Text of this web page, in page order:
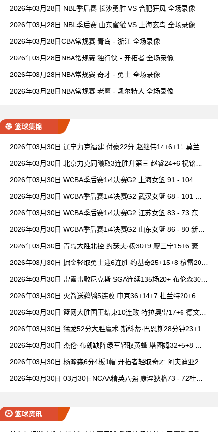
2026年03月28日 NBL季后赛 长沙勇胜 VS 合肥狂风 全场录像
2026年03月28日 NBL季后赛 山东蜜獾 VS 上海玄鸟 全场录像
2026年03月28日CBA常规赛 青岛 - 浙江 全场录像
2026年03月28日NBA常规赛 独行侠 - 开拓者 全场录像
2026年03月28日NBA常规赛 奇才 - 勇士 全场录像
2026年03月28日NBA常规赛 老鹰 - 凯尔特人 全场录像
篮球集锦
2026年03月30日 辽宁力克福建 付豪22分 赵继伟14+6+11 莫兰德
2026年03月30日 北京力克同曦取3连胜升第三 赵睿24+6 祝铭震1
2026年03月30日 WCBA季后赛1/4决赛G2 上海女篮 91 - 104 四
2026年03月30日 WCBA季后赛1/4决赛G2 武汉女篮 68 - 101 山
2026年03月30日 WCBA季后赛1/4决赛G2 江苏女篮 83 - 73 东莞
2026年03月30日 WCBA季后赛1/4决赛G2 山东女篮 86 - 80 新疆
2026年03月30日 青岛大胜北控 约瑟夫·杨30+9 廖三宁15+6 豪斯
2026年03月30日 掘金轻取勇士迎6连胜 约基奇25+15+8 穆雷20+
2026年03月30日 雷霆击败尼克斯 SGA连续135场20+ 布伦森30分
2026年03月30日 火箭送鹈鹕5连败 申京36+14+7 杜兰特20+6 锡
2026年03月30日 篮网大胜国王结束10连败 特拉奥雷17+6 德文·
2026年03月30日 猛龙52分大胜魔术 斯科蒂·巴恩斯28分钟23+15
2026年03月30日 杰伦·布朗缺阵绿军轻取黄蜂 塔图姆32+5+8 普
2026年03月30日 杨瀚森6分4板1帽 开拓者轻取奇才 阿夫迪亚20+
2026年03月30日 03月30日NCAA精英八强 康涅狄格73 - 72杜克
篮球资讯